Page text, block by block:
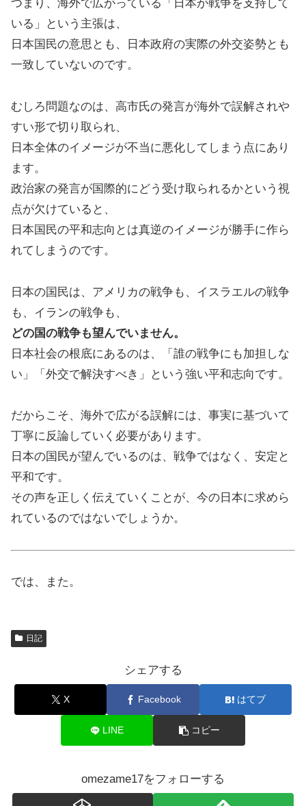
つまり、海外で広がっている「日本が戦争を支持して
いる」という主張は、
日本国民の意思とも、日本政府の実際の外交姿勢とも
一致していないのです。
むしろ問題なのは、高市氏の発言が海外で誤解されや
すい形で切り取られ、
日本全体のイメージが不当に悪化してしまう点にあり
ます。
政治家の発言が国際的にどう受け取られるかという視
点が欠けていると、
日本国民の平和志向とは真逆のイメージが勝手に作ら
れてしまうのです。
日本の国民は、アメリカの戦争も、イスラエルの戦争
も、イランの戦争も、
どの国の戦争も望んでいません。
日本社会の根底にあるのは、「誰の戦争にも加担しな
い」「外交で解決すべき」という強い平和志向です。
だからこそ、海外で広がる誤解には、事実に基づいて
丁寧に反論していく必要があります。
日本の国民が望んでいるのは、戦争ではなく、安定と
平和です。
その声を正しく伝えていくことが、今の日本に求めら
れているのではないでしょうか。
では、また。
日記
シェアする
X Facebook はてブ
LINE コピー
omezame17をフォローする